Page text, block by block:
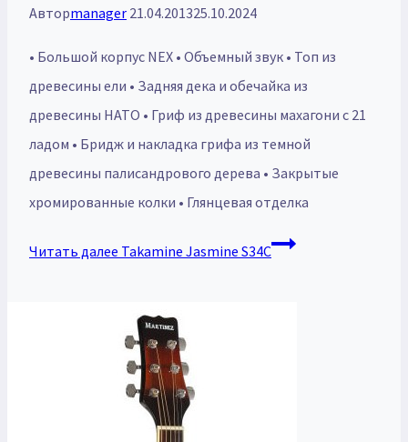
Авторmanager 21.04.201325.10.2024
• Большой корпус NEX • Объемный звук • Топ из
древесины ели • Задняя дека и обечайка из
древесины НАТО • Гриф из древесины махагони с 21
ладом • Бридж и накладка грифа из темной
древесины палисандрового дерева • Закрытые
хромированные колки • Глянцевая отделка
Читать далее Takamine Jasmine S34C